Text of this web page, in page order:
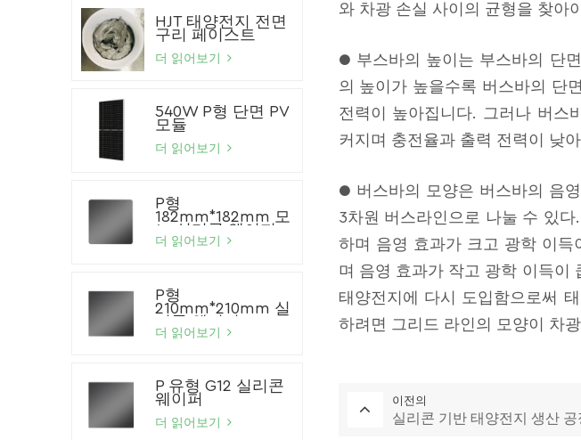
HJT 태양전지 전면
구리 페이스트
더 읽어보기
540W P형 단면 PV
모듈
더 읽어보기
P형
182mm*182mm 모
노 실리콘 웨이퍼
더 읽어보기
P형
210mm*210mm 실
리콘 웨이퍼
더 읽어보기
P 유형 G12 실리콘
웨이퍼
더 읽어보기
와 차광 손실 사이의 균형을 찾아
● 부스바의 높이는 부스바의 단
의 높이가 높을수록 버스바의 단
전력이 높아집니다. 그러나 버스
커지며 충전율과 출력 전력이 낮
● 버스바의 모양은 버스바의 음
3차원 버스라인으로 나눌 수 있
하며 음영 효과가 크고 광학 이
며 음영 효과가 작고 광학 이득이
태양전지에 다시 도입함으로써
하려면 그리드 라인의 모양이 차
이전의
실리콘 기반 태양전지 생산